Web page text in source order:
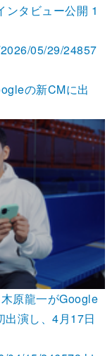
ンタビュー公開 1
05/29/24857
の新CMに出
原龍一がGoogle
演し、4月17日